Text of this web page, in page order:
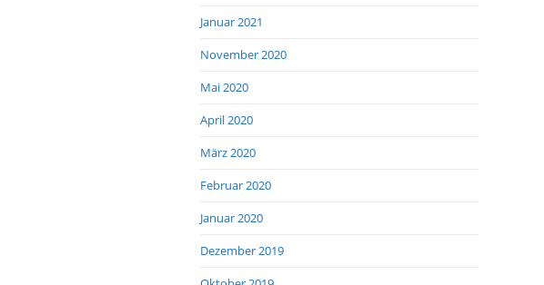
Januar 2021
November 2020
Mai 2020
April 2020
März 2020
Februar 2020
Januar 2020
Dezember 2019